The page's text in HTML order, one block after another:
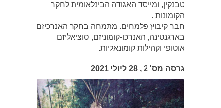
טבנקין, ומייסד האגודה הבינלאומית לחקר
הקומונות .
חבר קיבוץ פלמחים. מתמחה בחקר האנרכיזם
בארגנטינה, האנרכו-קומוניזם, סוציאליזם
אוטופי וקהילות קומונאליות.
גרסה מס' 2 , 28 ליולי 2021